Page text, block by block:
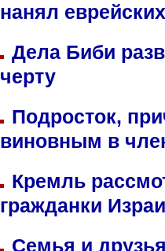
нанял
Дела Биби
черту
Подросток,
виновным в
Кремль
гражданки
Семья и